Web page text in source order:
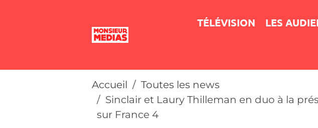
TÉLÉVISION LES
Accueil
Toutes les news
Sinclair et Laury Thilleman en duo à la
sur France 4